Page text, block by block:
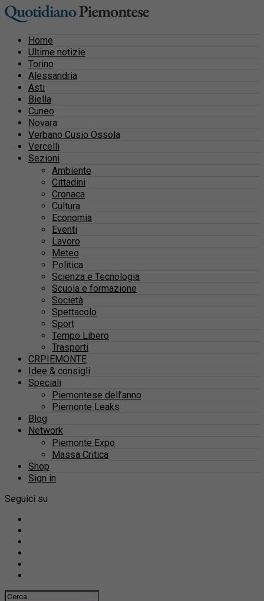
Home
Ultime notizie
Torino
Alessandria
Asti
Biella
Cuneo
Novara
Verbano Cusio Ossola
Vercelli
Sezioni
Ambiente
Cittadini
Cronaca
Cultura
Economia
Eventi
Lavoro
Meteo
Politica
Scienza e Tecnologia
Scuola e formazione
Società
Spettacolo
Sport
Tempo Libero
Trasporti
CRPIEMONTE
Idee & consigli
Speciali
Piemontese dell’anno
Piemonte Leaks
Blog
Network
Piemonte Expo
Massa Critica
Shop
Sign in
Seguici su